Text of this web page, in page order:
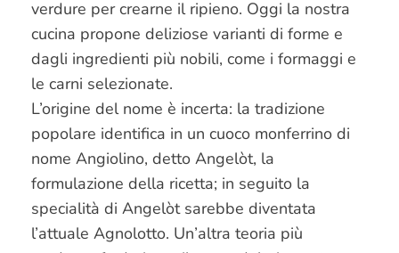
verdure per crearne il ripieno. Oggi la nostra
cucina propone deliziose varianti di forme e
dagli ingredienti più nobili, come i formaggi e
le carni selezionate.
L’origine del nome è incerta: la tradizione
popolare identifica in un cuoco monferrino di
nome Angiolino, detto Angelòt, la
formulazione della ricetta; in seguito la
specialità di Angelòt sarebbe diventata
l’attuale Agnolotto. Un’altra teoria più